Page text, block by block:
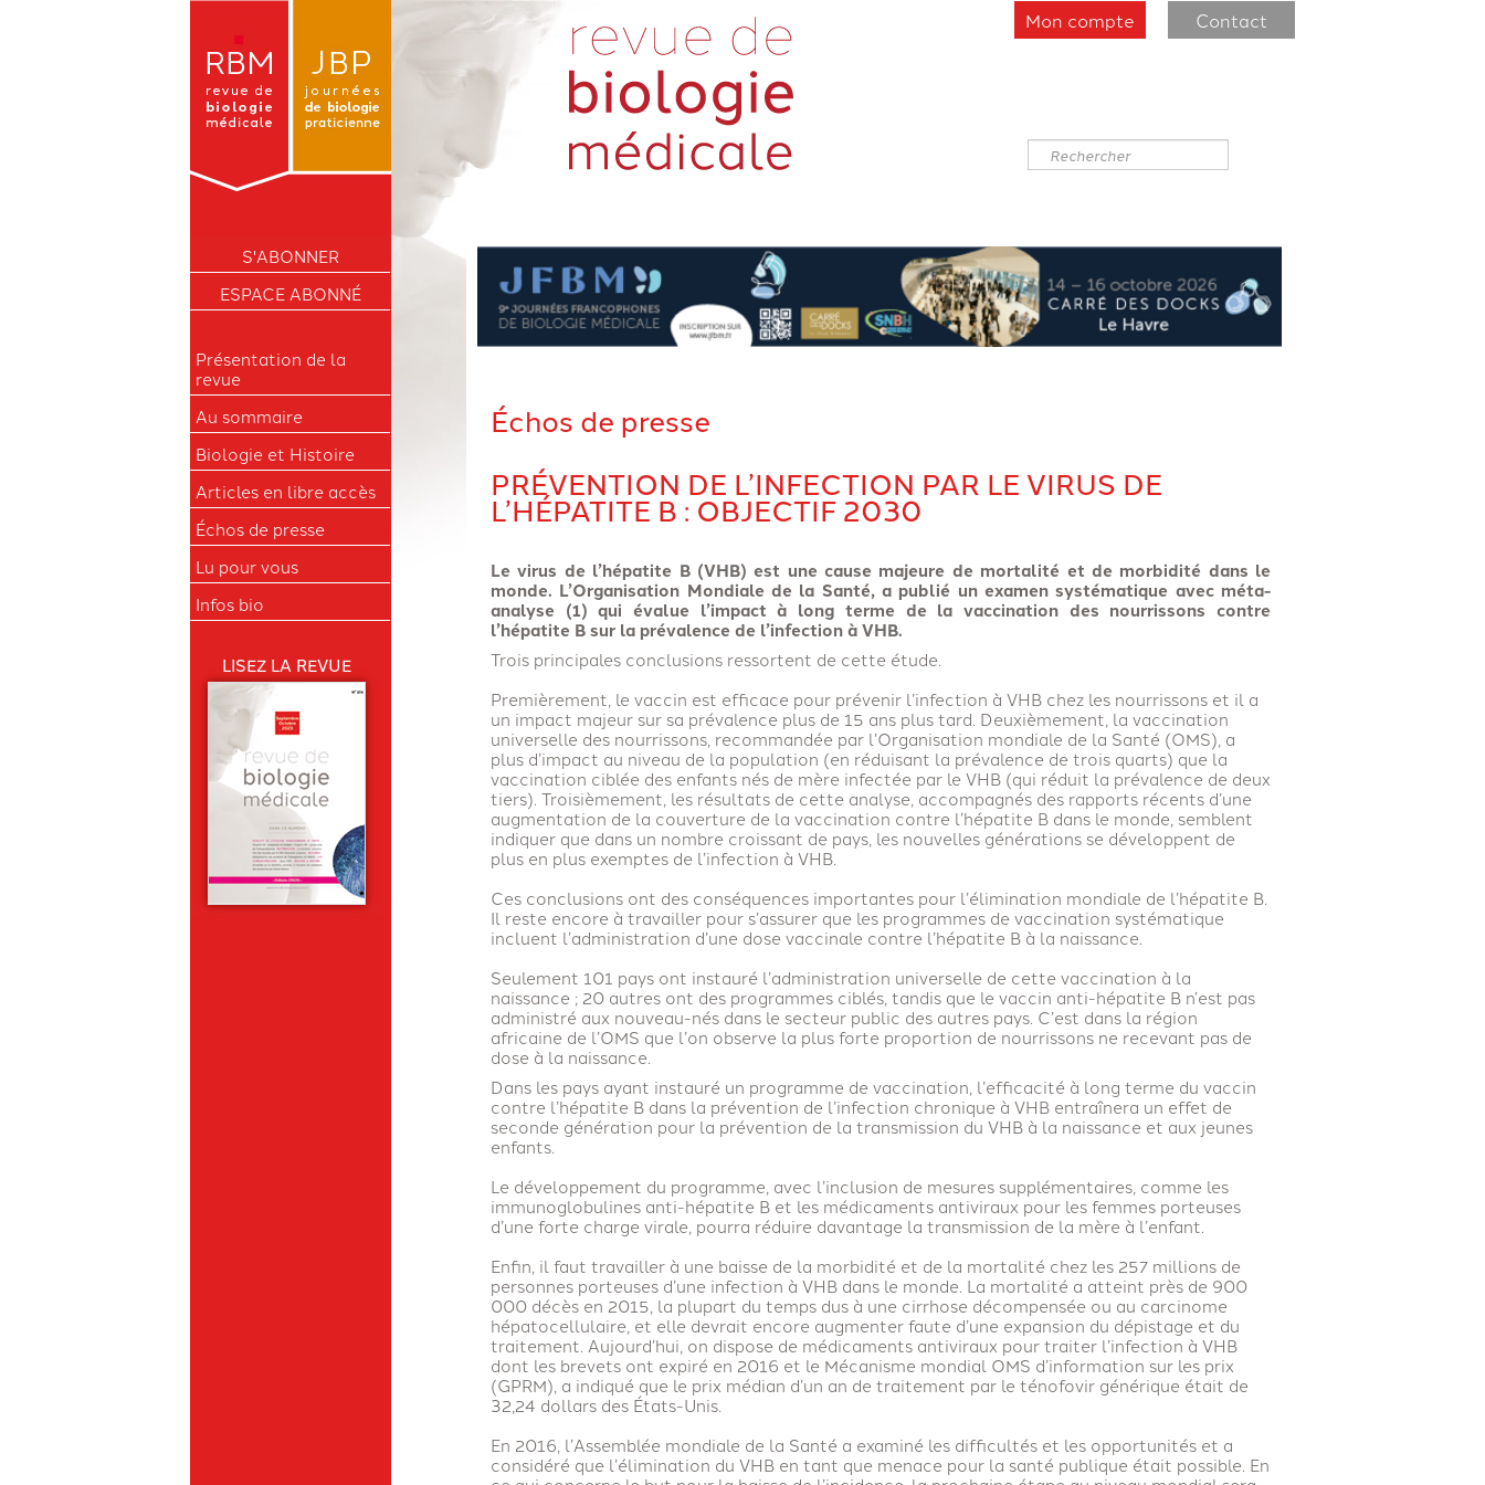
Mon compte Contact
Rechercher
S'ABONNER
ESPACE ABONNÉ
Présentation de la
revue
Au sommaire
Biologie et Histoire
Articles en libre accès
Échos de presse
Lu pour vous
Infos bio
LISEZ LA REVUE
Échos de presse
PRÉVENTION DE L’INFECTION PAR LE VIRUS DE
L’HÉPATITE B : OBJECTIF 2030
Le virus de l’hépatite B (VHB) est une cause majeure de mortalité et de morbidité dans le
monde. L’Organisation Mondiale de la Santé, a publié un examen systématique avec méta-
analyse (1) qui évalue l’impact à long terme de la vaccination des nourrissons contre
l’hépatite B sur la prévalence de l’infection à VHB.
Trois principales conclusions ressortent de cette étude.
Premièrement, le vaccin est efficace pour prévenir l’infection à VHB chez les nourrissons et il a
un impact majeur sur sa prévalence plus de 15 ans plus tard. Deuxièmement, la vaccination
universelle des nourrissons, recommandée par l’Organisation mondiale de la Santé (OMS), a
plus d’impact au niveau de la population (en réduisant la prévalence de trois quarts) que la
vaccination ciblée des enfants nés de mère infectée par le VHB (qui réduit la prévalence de deux
tiers). Troisièmement, les résultats de cette analyse, accompagnés des rapports récents d’une
augmentation de la couverture de la vaccination contre l’hépatite B dans le monde, semblent
indiquer que dans un nombre croissant de pays, les nouvelles générations se développent de
plus en plus exemptes de l’infection à VHB.
Ces conclusions ont des conséquences importantes pour l’élimination mondiale de l’hépatite B.
Il reste encore à travailler pour s’assurer que les programmes de vaccination systématique
incluent l’administration d’une dose vaccinale contre l’hépatite B à la naissance.
Seulement 101 pays ont instauré l’administration universelle de cette vaccination à la
naissance ; 20 autres ont des programmes ciblés, tandis que le vaccin anti-hépatite B n’est pas
administré aux nouveau-nés dans le secteur public des autres pays. C’est dans la région
africaine de l’OMS que l’on observe la plus forte proportion de nourrissons ne recevant pas de
dose à la naissance.
Dans les pays ayant instauré un programme de vaccination, l’efficacité à long terme du vaccin
contre l’hépatite B dans la prévention de l’infection chronique à VHB entraînera un effet de
seconde génération pour la prévention de la transmission du VHB à la naissance et aux jeunes
enfants.
Le développement du programme, avec l’inclusion de mesures supplémentaires, comme les
immunoglobulines anti-hépatite B et les médicaments antiviraux pour les femmes porteuses
d’une forte charge virale, pourra réduire davantage la transmission de la mère à l’enfant.
Enfin, il faut travailler à une baisse de la morbidité et de la mortalité chez les 257 millions de
personnes porteuses d’une infection à VHB dans le monde. La mortalité a atteint près de 900
000 décès en 2015, la plupart du temps dus à une cirrhose décompensée ou au carcinome
hépatocellulaire, et elle devrait encore augmenter faute d’une expansion du dépistage et du
traitement. Aujourd’hui, on dispose de médicaments antiviraux pour traiter l’infection à VHB
dont les brevets ont expiré en 2016 et le Mécanisme mondial OMS d’information sur les prix
(GPRM), a indiqué que le prix médian d’un an de traitement par le ténofovir générique était de
32,24 dollars des États-Unis.
En 2016, l’Assemblée mondiale de la Santé a examiné les difficultés et les opportunités et a
considéré que l’élimination du VHB en tant que menace pour la santé publique était possible. En